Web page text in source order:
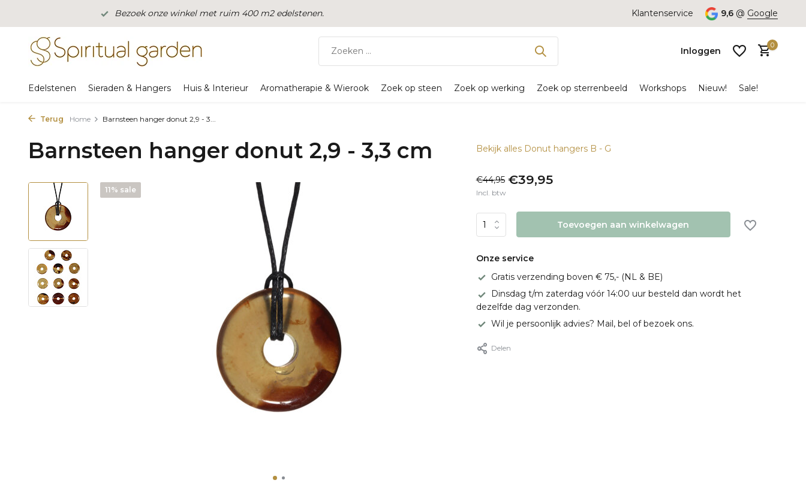
Bezoek onze winkel met ruim 400 m2 edelstenen. Klantenservice 9,6 @ Google
Inloggen
0
Edelstenen Sieraden & Hangers Huis & Interieur Aromatherapie & Wierook Zoek op steen Zoek op werking Zoek op sterrenbeeld Workshops Nieuw! Sale!
Terug Home Barnsteen hanger donut 2,9 - 3...
Barnsteen hanger donut 2,9 - 3,3 cm
11% sale
Bekijk alles Donut hangers B - G
€44,95 €39,95
Incl. btw
Toevoegen aan winkelwagen
Onze service
Gratis verzending boven € 75,- (NL & BE)
Dinsdag t/m zaterdag vóór 14:00 uur besteld dan wordt het
dezelfde dag verzonden.
Wil je persoonlijk advies? Mail, bel of bezoek ons.
Delen